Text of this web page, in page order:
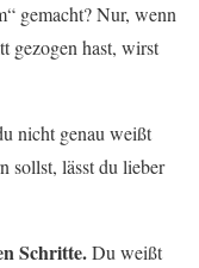
gemacht? Nur, wenn
gezogen hast, wirst
nicht genau weißt
sollst, lässt du lieber
Schritte.Du weißt